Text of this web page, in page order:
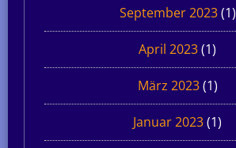
September 2023(1)
April 2023(1)
März 2023(1)
Januar 2023(1)